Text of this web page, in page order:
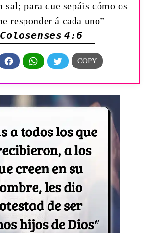
sal; para que sepáis cómo os
responder á cada uno”
4:6